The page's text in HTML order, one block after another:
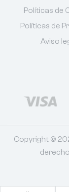
Políticas de
Políticas de
Aviso
Copyright ©